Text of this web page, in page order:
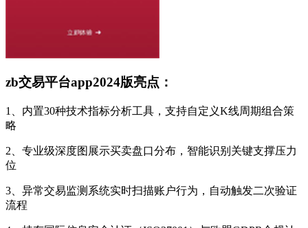
zb交易平台app2024版亮点：
1、内置30种技术指标分析工具，支持自定义K线周期组合策
略
2、专业级深度图展示买卖盘口分布，智能识别关键支撑压力
位
3、异常交易监测系统实时扫描账户行为，自动触发二次验证
流程